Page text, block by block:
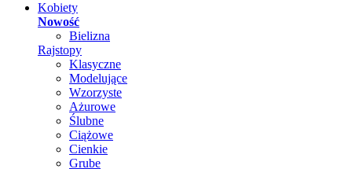
Kobiety
Nowość
Bielizna
Rajstopy
Klasyczne
Modelujące
Wzorzyste
Ażurowe
Ślubne
Ciążowe
Cienkie
Grube